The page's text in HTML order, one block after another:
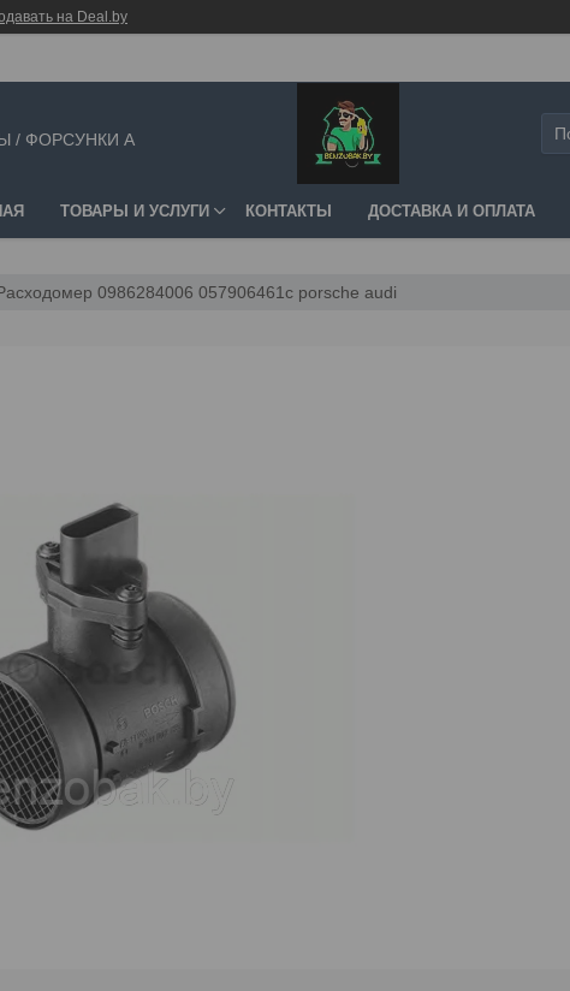
на Deal.by
/ ФОРСУНКИ А
ТОВАРЫ И УСЛУГИ КОНТАКТЫ ДОСТАВКА И ОПЛАТА
0986284006 057906461c porsche audi